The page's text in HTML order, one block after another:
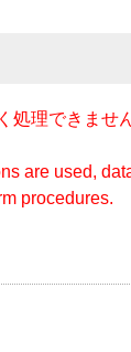
理できませ
are used,
procedures.